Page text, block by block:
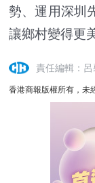
勢、運用深圳
讓鄉村變得更
責任編輯：呂
香港商報版權所有，未